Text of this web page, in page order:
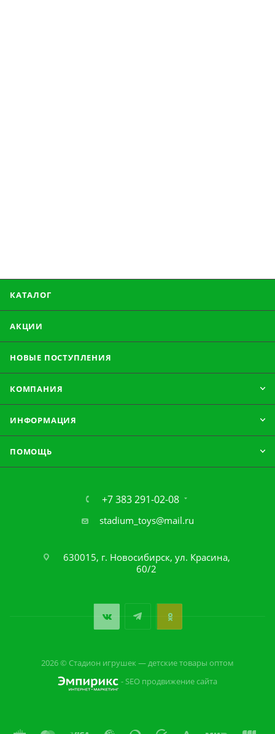
КАТАЛОГ
АКЦИИ
НОВЫЕ ПОСТУПЛЕНИЯ
КОМПАНИЯ
ИНФОРМАЦИЯ
ПОМОЩЬ
+7 383 291-02-08
stadium_toys@mail.ru
630015, г. Новосибирск, ул. Красина,
60/2
2026 © Стадион игрушек — детские товары оптом
- SEO продвижение сайта